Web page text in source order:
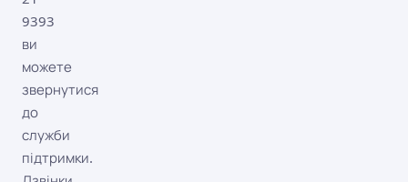
9393
ви
можете
звернутися
до
служби
підтримки.